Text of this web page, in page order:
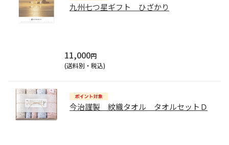
九州七つ星ギフト ひざかり
11,000円
(送料別・税込)
今治謹製 紋織タオル タオルセットＤ